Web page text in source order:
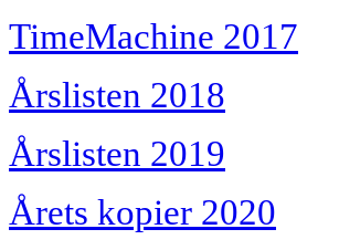
TimeMachine 2017
Årslisten 2018
Årslisten 2019
Årets kopier 2020